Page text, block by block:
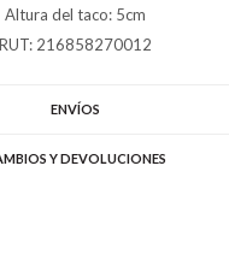
Altura del taco: 5cm
RUT: 216858270012
ENVÍOS
Y DEVOLUCIONES